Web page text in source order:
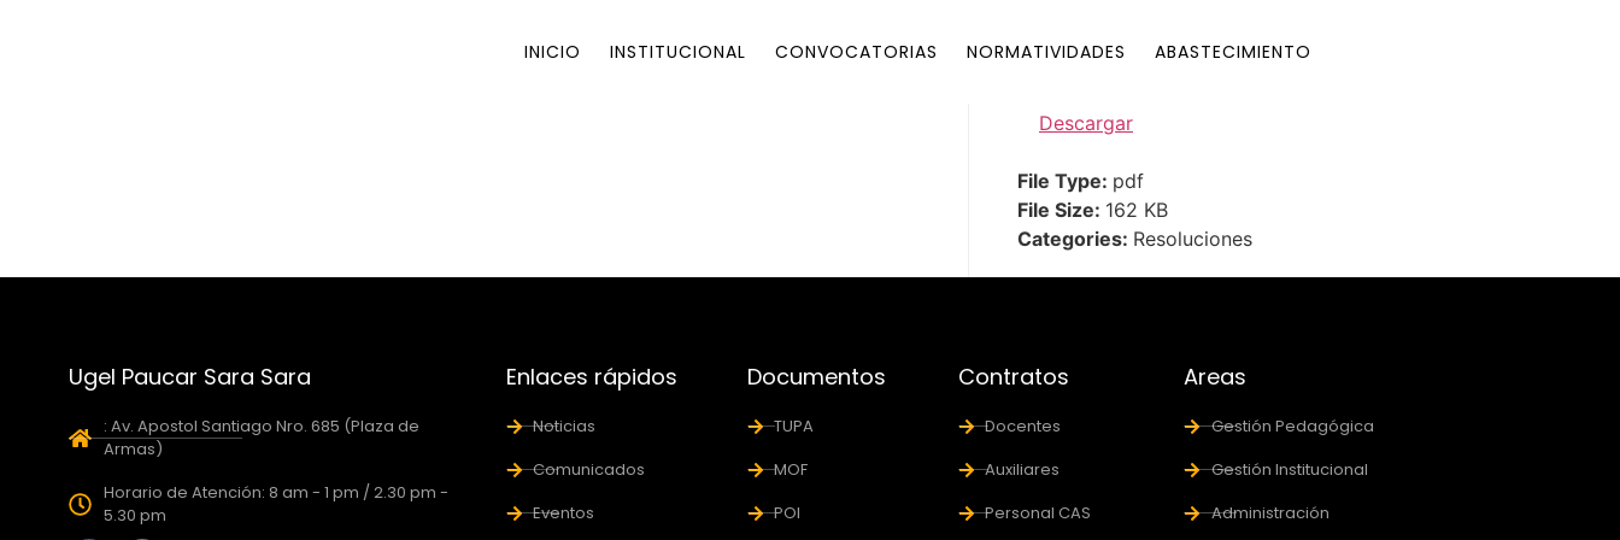
INICIO INSTITUCIONAL CONVOCATORIAS NORMATIVIDADES ABASTECIMIENTO
Descargar
File Type: pdf
File Size: 162 KB
Categories: Resoluciones
Ugel Paucar Sara Sara
: Av. Apostol Santiago Nro. 685 (Plaza de
Armas)
Horario de Atención: 8 am - 1 pm / 2.30 pm -
5.30 pm
Enlaces rápidos
Noticias
Comunicados
Eventos
Documentos
TUPA
MOF
POI
Contratos
Docentes
Auxiliares
Personal CAS
Areas
Gestión Pedagógica
Gestión Institucional
Administración